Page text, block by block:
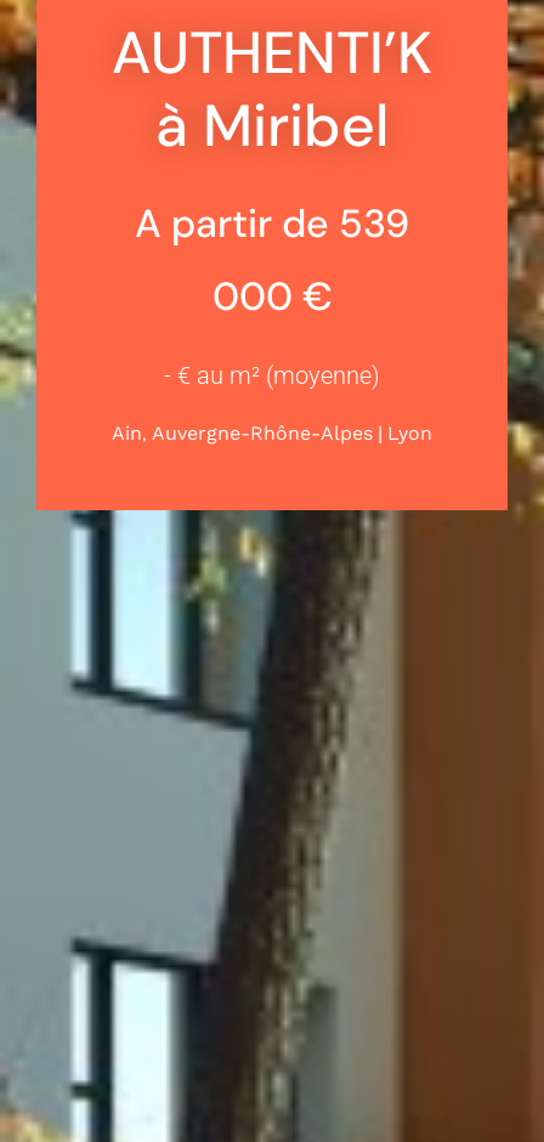
AUTHENTI’K
à Miribel
A partir de 539
000 €
- € au m² (moyenne)
Ain, Auvergne-Rhône-Alpes | Lyon